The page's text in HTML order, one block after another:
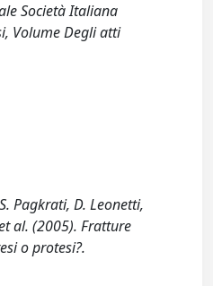
Società Italiana
Volume Degli atti
Pagkrati, D. Leonetti,
al. (2005). Fratture
o protesi?.